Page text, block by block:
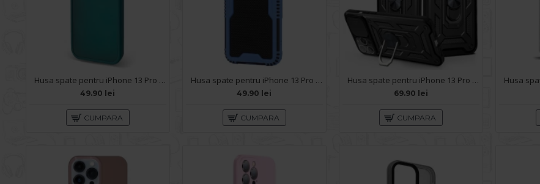
Husa spate pentru iPhone 13 Pro Max - Catwalk Case Verde
49.90 lei
CUMPARA
Husa spate pentru iPhone 13 Pro Max - Zip Case Albastru
49.90 lei
CUMPARA
Husa spate pentru iPhone 13 Pro Max - Slide Case Negru
69.90 lei
CUMPARA